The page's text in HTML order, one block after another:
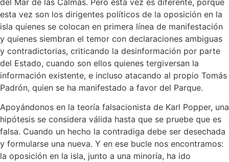
esta vez son los dirigentes políticos de la oposición en la
isla quienes se colocan en primera línea de manifestación
y quienes siembran el temor con declaraciones ambiguas
y contradictorias, criticando la desinformación por parte
del Estado, cuando son ellos quienes tergiversan la
información existente, e incluso atacando al propio Tomás
Padrón, quien se ha manifestado a favor del Parque.
Apoyándonos en la teoría falsacionista de Karl Popper, una
hipótesis se considera válida hasta que se pruebe que es
falsa. Cuando un hecho la contradiga debe ser desechada
y formularse una nueva. Y en ese bucle nos encontramos:
la oposición en la isla, junto a una minoría, ha ido